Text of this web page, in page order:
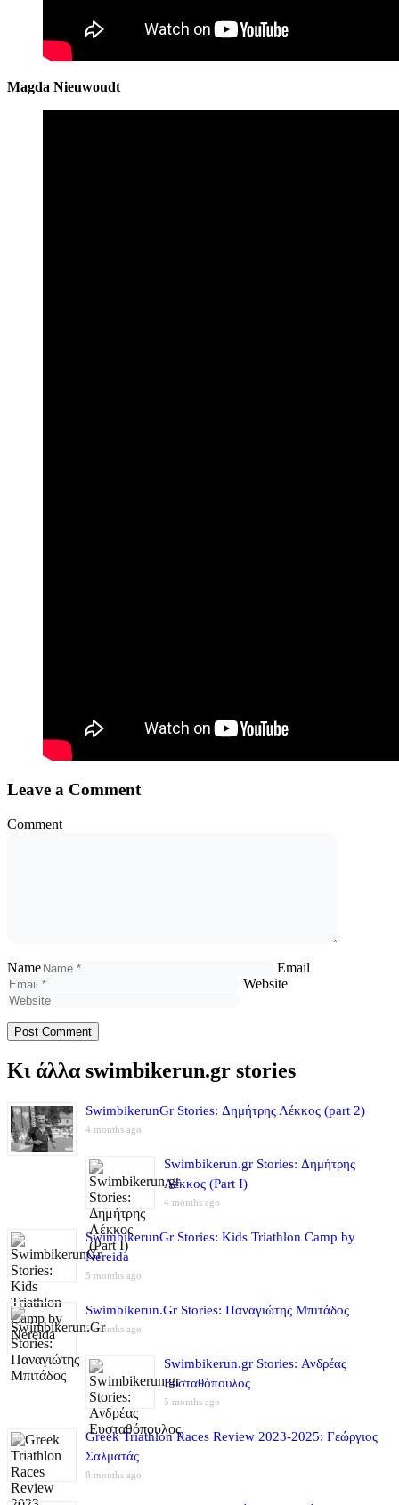
Magda Nieuwoudt
Leave a Comment
Comment
Name
Email
Website
Κι άλλα swimbikerun.gr stories
SwimbikerunGr Stories: Δημήτρης Λέκκος (part 2)
4 months ago
Swimbikerun.gr Stories: Δημήτρης
Λέκκος (Part I)
4 months ago
SwimbikerunGr Stories: Kids Triathlon Camp by
Nereida
5 months ago
Swimbikerun.Gr Stories: Παναγιώτης Μπιτάδος
5 months ago
Swimbikerun.gr Stories: Ανδρέας
Ευσταθόπουλος
5 months ago
Greek Triathlon Races Review 2023-2025: Γεώργιος
Σαλματάς
8 months ago